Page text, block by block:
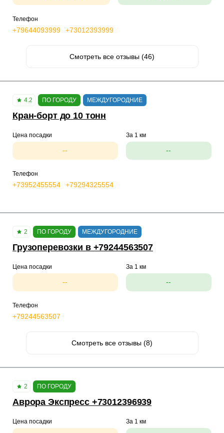
Телефон
+79644093999 +73012393999
Смотреть все отзывы (46)
4.2 ПО ГОРОДУ МЕЖДУГОРОДНИЕ
Кран-борт до 10 тонн
Цена посадки
--
За 1 км
--
Телефон
+73952455554 +79294325554
2 ПО ГОРОДУ МЕЖДУГОРОДНИЕ
Грузоперевозки в +79244563507
Цена посадки
--
За 1 км
--
Телефон
+79244563507
Смотреть все отзывы (8)
2 ПО ГОРОДУ
Аврора Экспресс +73012396939
Цена посадки За 1 км